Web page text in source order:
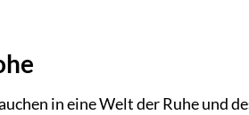
in eine Welt der Ruhe und